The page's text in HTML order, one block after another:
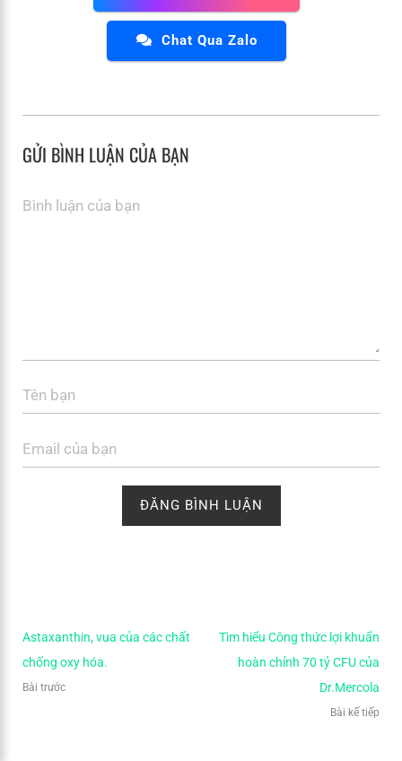
Chat Qua Zalo
Astaxanthin, vua của các chất
chống oxy hóa.
Bài trước
Tìm hiểu Công thức lợi khuẩn
hoàn chỉnh 70 tỷ CFU của
Dr.Mercola
Bài kế tiếp
GỬI BÌNH LUẬN CỦA BẠN